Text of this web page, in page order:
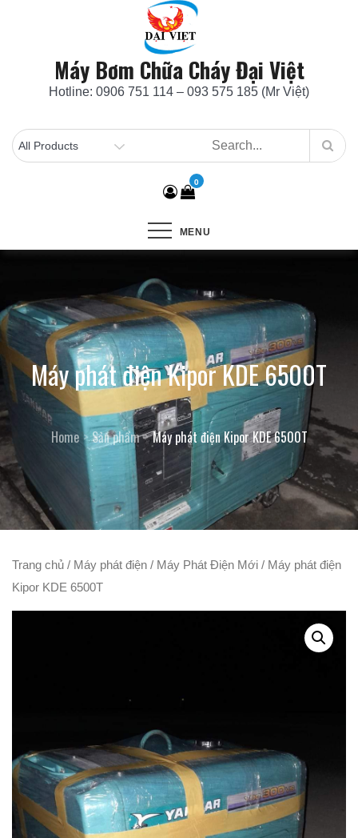
Máy Bơm Chữa Cháy Đại Việt
Hotline: 0906 751 114 – 093 575 185 (Mr Việt)
0
MENU
Máy phát điện Kipor KDE 6500T
Home Sản phẩm Máy phát điện Kipor KDE 6500T
Trang chủ / Máy phát điện / Máy Phát Điện Mới / Máy phát điện
Kipor KDE 6500T